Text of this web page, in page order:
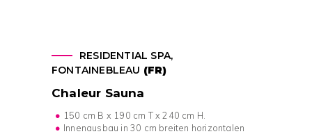
RESIDENTIAL SPA,
FONTAINEBLEAU (FR)
Chaleur Sauna
150 cm B x 190 cm T x 240 cm H.
Innenausbau in 30 cm breiten horizontalen